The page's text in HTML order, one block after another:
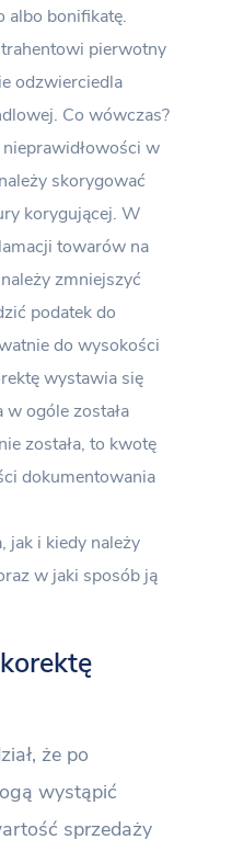
albo bonifikatę.
pierwotny
odzwierciedla
Co wówczas?
w
skorygować
korygującej. W
towarów na
zmniejszyć
podatek do
do wysokości
wystawia się
ogóle została
została, to kwotę
dokumentowania
jak i kiedy należy
w jaki sposób ją
że po
wystąpić
sprzedaży